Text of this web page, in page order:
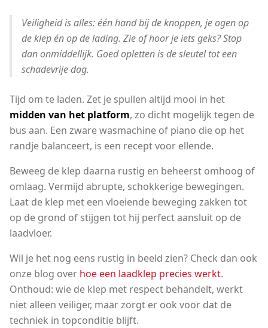
Veiligheid is alles: één hand bij de knoppen, je ogen op
de klep én op de lading. Zie of hoor je iets geks? Stop
dan onmiddellijk. Goed opletten is de sleutel tot een
schadevrije dag.
Tijd om te laden. Zet je spullen altijd mooi in het
midden van het platform, zo dicht mogelijk tegen de
bus aan. Een zware wasmachine of piano die op het
randje balanceert, is een recept voor ellende.
Beweeg de klep daarna rustig en beheerst omhoog of
omlaag. Vermijd abrupte, schokkerige bewegingen.
Laat de klep met een vloeiende beweging zakken tot
op de grond of stijgen tot hij perfect aansluit op de
laadvloer.
Wil je het nog eens rustig in beeld zien? Check dan ook
onze blog over hoe een laadklep precies werkt.
Onthoud: wie de klep met respect behandelt, werkt
niet alleen veiliger, maar zorgt er ook voor dat de
techniek in topconditie blijft.